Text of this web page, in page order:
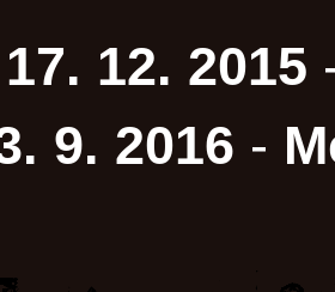
12. 2015
9. 2016 -